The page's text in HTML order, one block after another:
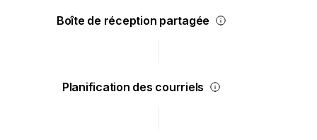
Boîte de réception partagée
Planification des courriels